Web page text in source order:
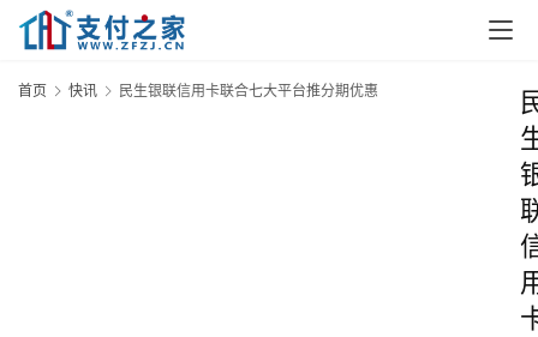
首页 快讯 民生银联信用卡联合七大平台推分期优惠